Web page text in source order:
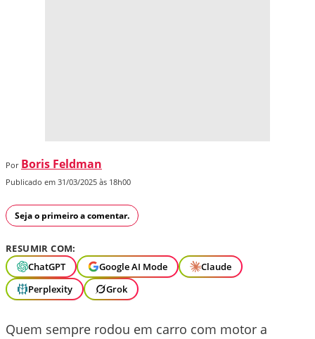
Por Boris Feldman
Publicado em 31/03/2025 às 18h00
Seja o primeiro a comentar.
RESUMIR COM:
ChatGPT
Google AI Mode
Claude
Perplexity
Grok
Quem sempre rodou em carro com motor a